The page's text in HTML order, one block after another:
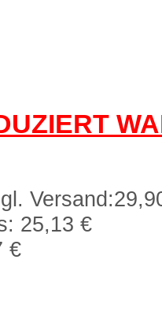
Versand:
25,13 €
€